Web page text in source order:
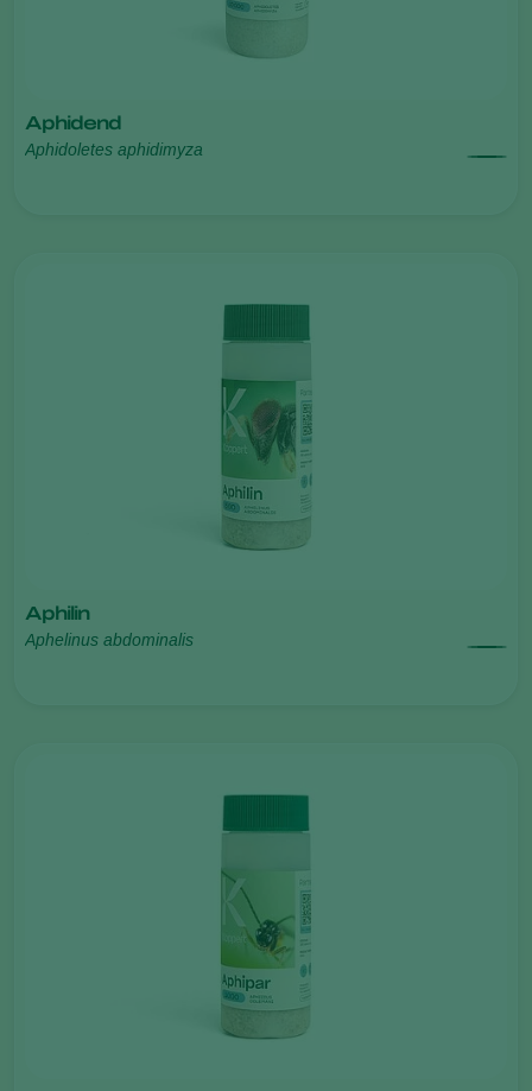
Aphidend
Aphidoletes aphidimyza
Aphilin
Aphelinus abdominalis